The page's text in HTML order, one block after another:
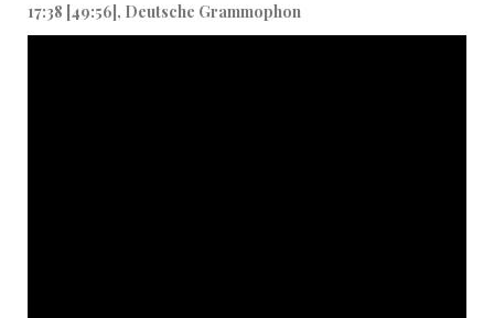
17:38 [49:56], Deutsche Grammophon